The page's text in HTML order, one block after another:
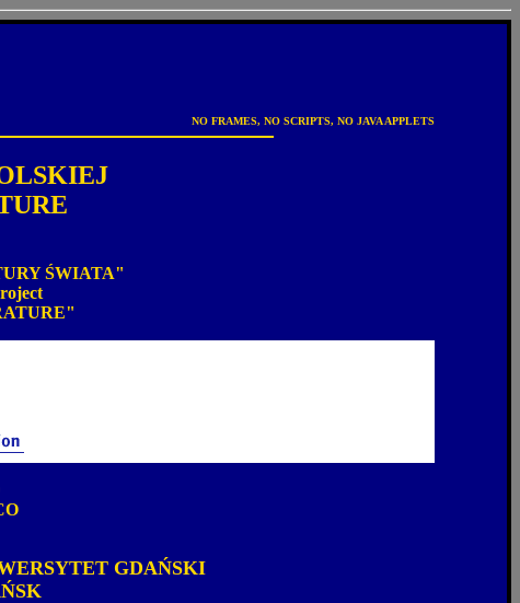
NO FRAMES, NO SCRIPTS, NO JAVA APPLETS
ŚWIATA"
GDAŃSKI